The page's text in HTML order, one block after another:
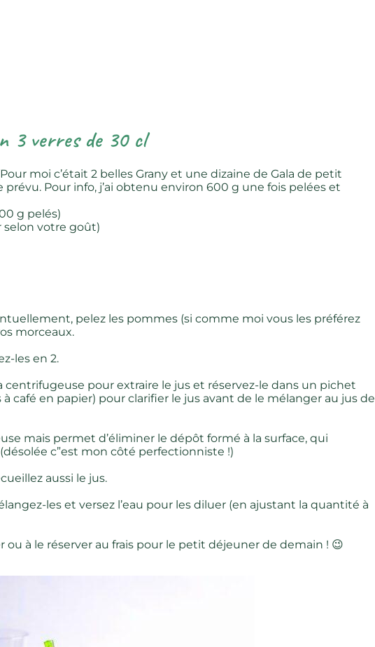
3 verres de 30 cl
moi c’était 2 belles Grany et une dizaine de Gala de petit
prévu. Pour info, j’ai obtenu environ 600 g une fois pelées et
g pelés)
selon votre goût)
pelez les pommes (si comme moi vous les préférez
morceaux.
les en 2.
centrifugeuse pour extraire le jus et réservez-le dans un pichet
café en papier) pour clarifier le jus avant de le mélanger au jus de
mais permet d’éliminer le dépôt formé à la surface, qui
c”est mon côté perfectionniste !)
aussi le jus.
les et versez l’eau pour les diluer (en ajustant la quantité à
ou à le réserver au frais pour le petit déjeuner de demain ! 😉